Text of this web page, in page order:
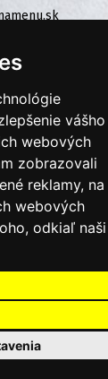
vášho
webových
zobrazovali
reklamy, na
webových
odkiaľ naši
ZÓNY